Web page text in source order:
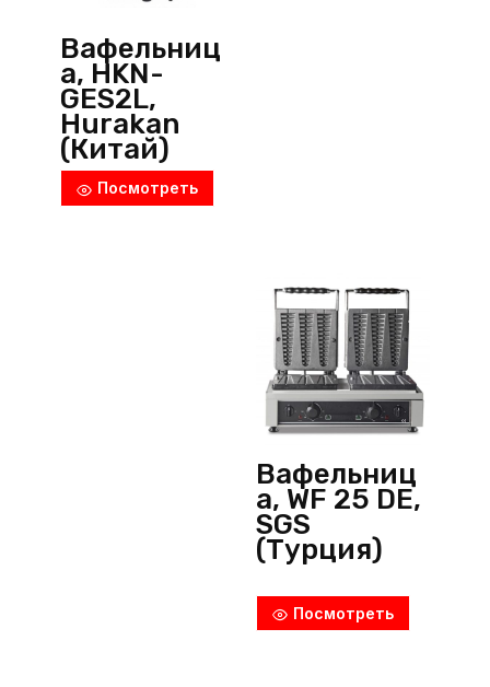
Вафельниц
а, HKN-
GES2L,
Hurakan
(Китай)
Посмотреть
Вафельниц
а, WF 25 DE,
SGS
(Турция)
Посмотреть